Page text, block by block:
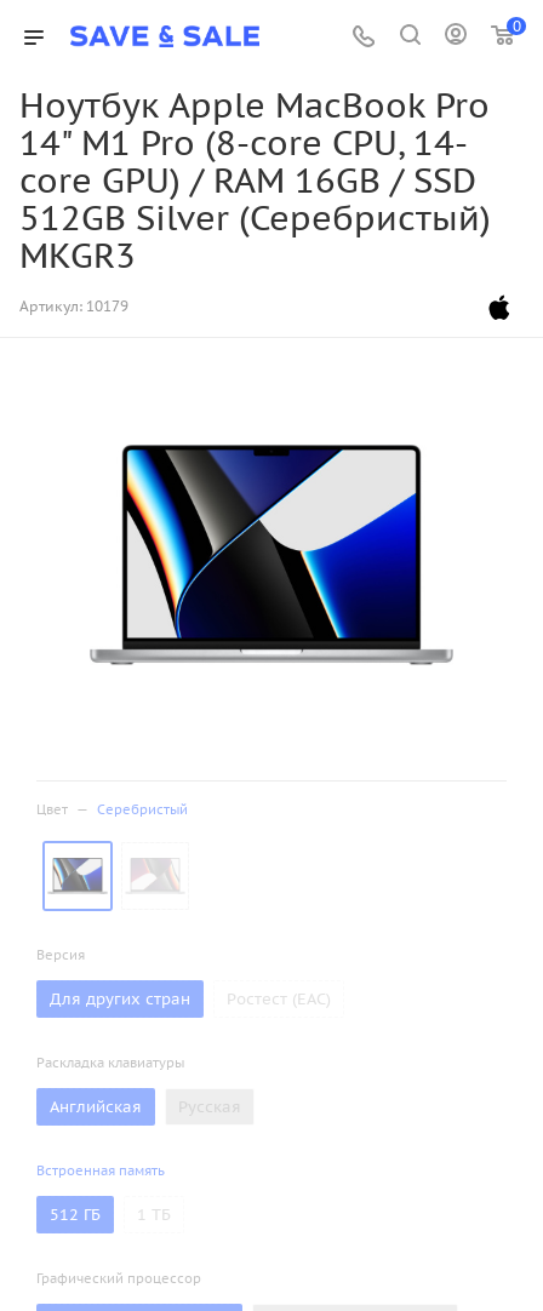
0
Ноутбук Apple MacBook Pro
14" M1 Pro (8-core CPU, 14-
core GPU) / RAM 16GB / SSD
512GB Silver (Серебристый)
MKGR3
Артикул: 10179
Цвет — Серебристый
Версия
Для других стран Ростест (ЕАС)
Раскладка клавиатуры
Английская Русская
Встроенная память
512 ГБ 1 ТБ
Графический процессор